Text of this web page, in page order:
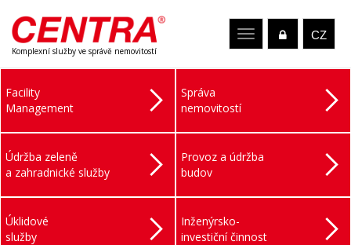
CZ
Toggle
navigation
Komplexní služby ve správě nemovitostí
Facility
Management
Správa
nemovitostí
Údržba zeleně
a zahradnické služby
Provoz a údržba
budov
Úklidové
služby
Inženýrsko-
investiční činnost